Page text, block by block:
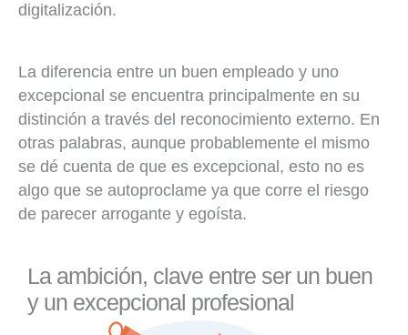
digitalización.
La diferencia entre un buen empleado y uno
excepcional se encuentra principalmente en su
distinción a través del reconocimiento externo. En
otras palabras, aunque probablemente el mismo
se dé cuenta de que es excepcional, esto no es
algo que se autoproclame ya que corre el riesgo
de parecer arrogante y egoísta.
La ambición, clave entre ser un buen
y un excepcional profesional